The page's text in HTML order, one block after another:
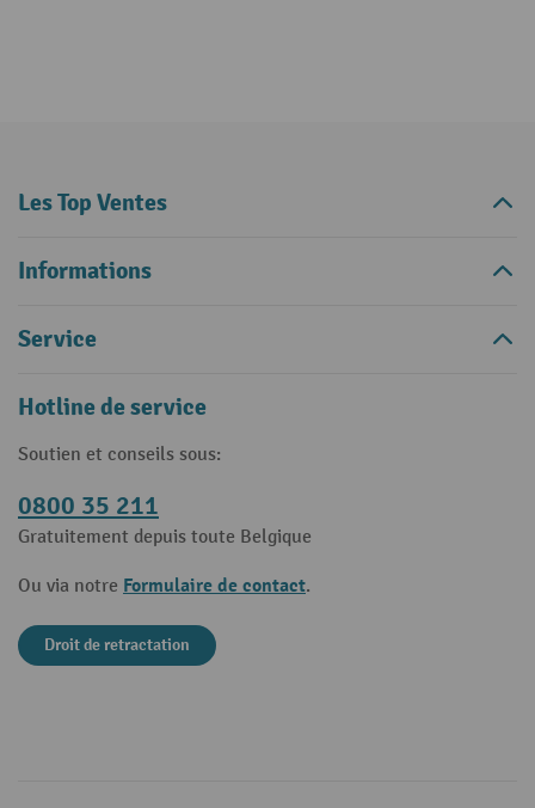
Les Top Ventes
Informations
Service
Hotline de service
Soutien et conseils sous:
0800 35 211
Gratuitement depuis toute Belgique
Ou via notre Formulaire de contact.
Droit de retractation